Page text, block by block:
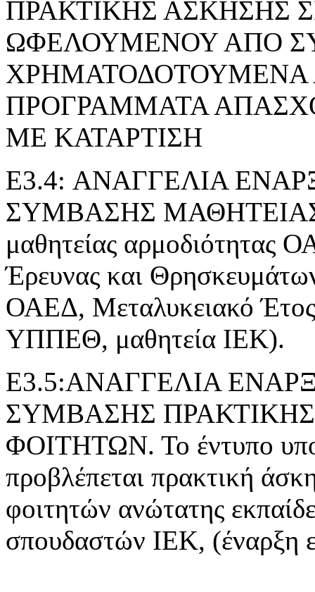
ΠΡΑΚΤΙΚΗΣ ΑΣΚΗΣΗΣ
ΩΦΕΛΟΥΜΕΝΟΥ ΑΠΟ
ΧΡΗΜΑΤΟΔΟΤΟΥΜΕΝΑ
ΠΡΟΓΡΑΜΜΑΤΑ
ΜΕ ΚΑΤΑΡΤΙΣΗ
E3.4: ΑΝΑΓΓΕΛΙΑ
ΣΥΜΒΑΣΗΣ ΜΑΘΗΤΕΙΑΣ»
μαθητείας αρμοδιότητας
Έρευνας και
ΟΑΕΔ, Μεταλυκειακό Έτος
ΥΠΠΕΘ, μαθητεία ΙΕΚ).
Ε3.5:ΑΝΑΓΓΕΛΙΑ
ΣΥΜΒΑΣΗΣ
ΦΟΙΤΗΤΩΝ. Το έντυπο
προβλέπεται πρακτική
φοιτητών ανώτατης
σπουδαστών ΙΕΚ, (έναρξη